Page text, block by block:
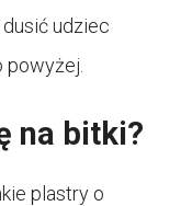
udziec
powyżej.
na bitki?
plastry o